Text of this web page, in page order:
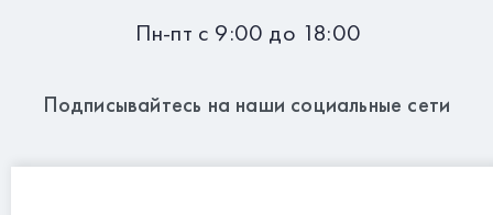
Пн-пт с 9:00 до 18:00
Подписывайтесь на наши социальные сети